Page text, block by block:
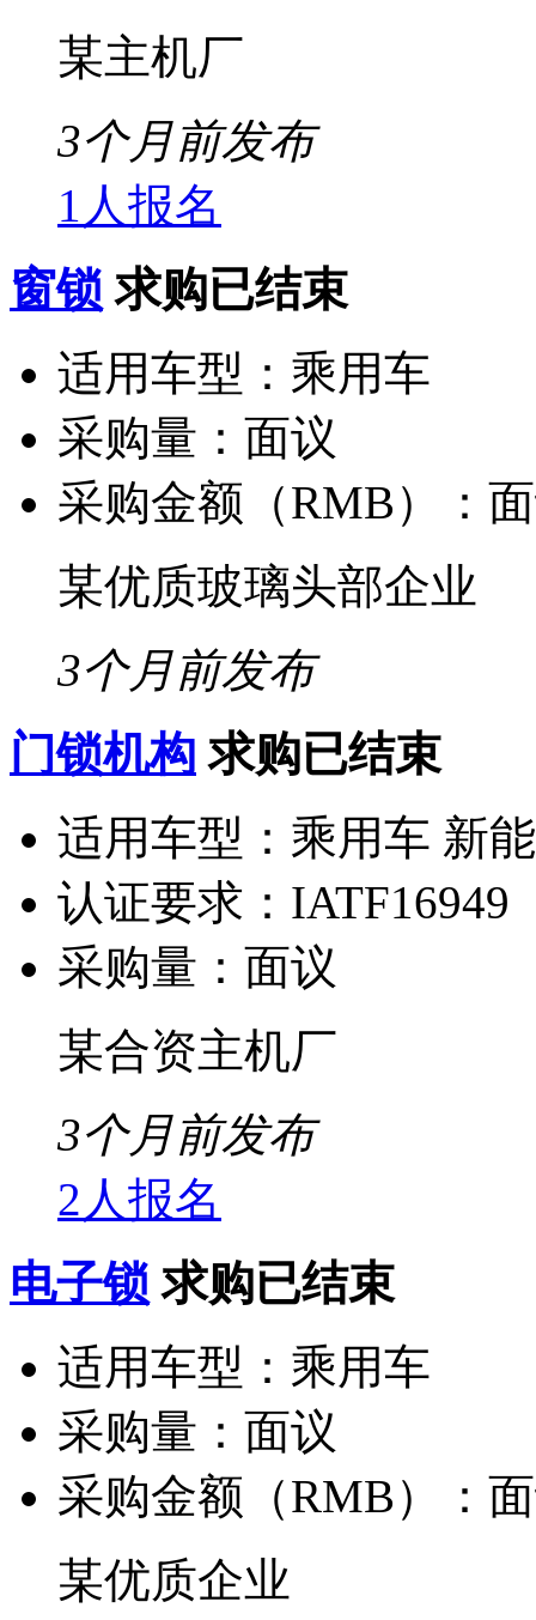
某主机厂
3个月前发布
1人报名
窗锁 求购已结束
适用车型： 乘用车
采购量： 面议
采购金额（RMB）：
某优质玻璃头部企业
3个月前发布
门锁机构 求购已结束
适用车型： 乘用车 新
认证要求： IATF16949
采购量： 面议
某合资主机厂
3个月前发布
2人报名
电子锁 求购已结束
适用车型： 乘用车
采购量： 面议
采购金额（RMB）：
某优质企业